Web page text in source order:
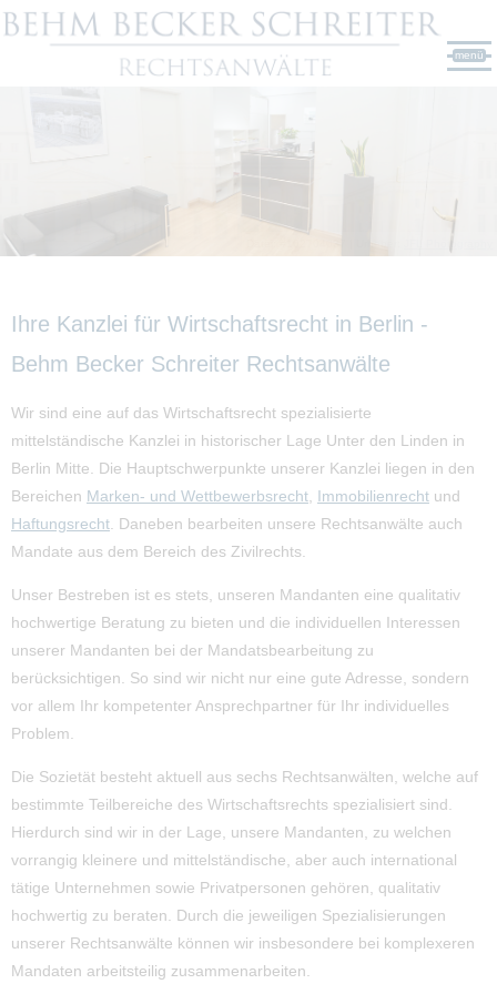
menü
Ihre Kanzlei für Wirtschaftsrecht in Berlin -
Behm Becker Schreiter Rechtsanwälte
Wir sind eine auf das Wirtschaftsrecht spezialisierte
mittelständische Kanzlei in historischer Lage Unter den Linden in
Berlin Mitte. Die Hauptschwerpunkte unserer Kanzlei liegen in den
Bereichen Marken- und Wettbewerbsrecht, Immobilienrecht und
Haftungsrecht. Daneben bearbeiten unsere Rechtsanwälte auch
Mandate aus dem Bereich des Zivilrechts.
Unser Bestreben ist es stets, unseren Mandanten eine qualitativ
hochwertige Beratung zu bieten und die individuellen Interessen
unserer Mandanten bei der Mandatsbearbeitung zu
berücksichtigen. So sind wir nicht nur eine gute Adresse, sondern
vor allem Ihr kompetenter Ansprechpartner für Ihr individuelles
Problem.
Die Sozietät besteht aktuell aus sechs Rechtsanwälten, welche auf
bestimmte Teilbereiche des Wirtschaftsrechts spezialisiert sind.
Hierdurch sind wir in der Lage, unsere Mandanten, zu welchen
vorrangig kleinere und mittelständische, aber auch international
tätige Unternehmen sowie Privatpersonen gehören, qualitativ
hochwertig zu beraten. Durch die jeweiligen Spezialisierungen
unserer Rechtsanwälte können wir insbesondere bei komplexeren
Mandaten arbeitsteilig zusammenarbeiten.